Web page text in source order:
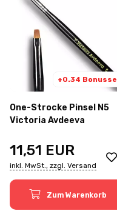
+0.34 Bonusse
One-Strocke Pinsel N5
Victoria Avdeeva
11,51 EUR
inkl. MwSt., zzgl. Versand
Zum Warenkorb